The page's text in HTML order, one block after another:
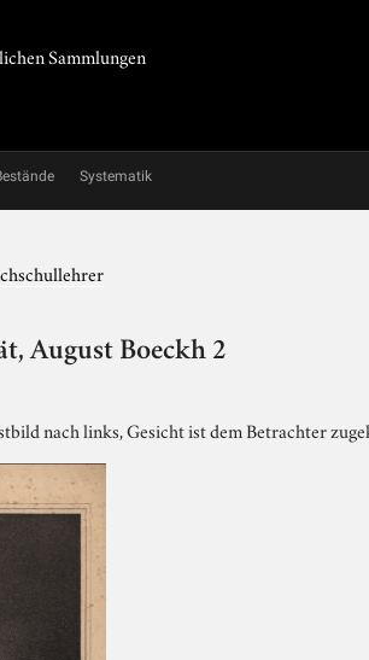
Sammlungen
Systematik
August Boeckh 2
nach links, Gesicht ist dem Betrachter